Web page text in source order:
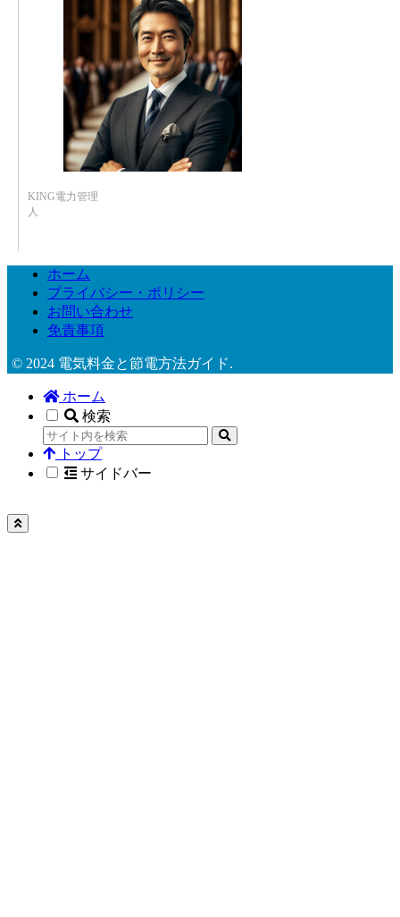
KING電力管理
人
ホーム
プライバシー・ポリシー
お問い合わせ
免責事項
© 2024 電気料金と節電方法ガイド.
ホーム
検索
トップ
サイドバー